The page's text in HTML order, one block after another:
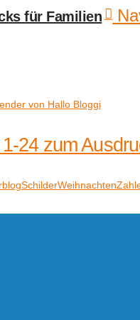
24 zum
SchilderWeihnachten